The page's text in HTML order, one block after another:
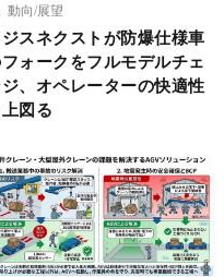
動向/展望
ジスネクストが防爆仕様車
ォークをフルモデルチェ
、オペレーターの快適性
図る